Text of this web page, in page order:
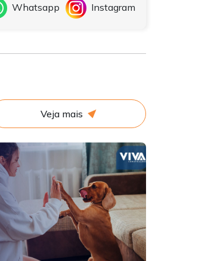
Whatsapp Instagram
Veja mais